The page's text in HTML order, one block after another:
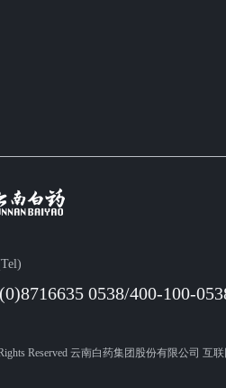
0538/400-100-
Reserved 云南白药集团股份有限公司 互